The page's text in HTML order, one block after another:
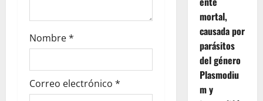
Nombre*
Correo electrónico *
mortal,
causada por
parásitos
del género
Plasmodiu
m y